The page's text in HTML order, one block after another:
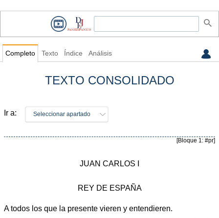
Completo Texto Índice Análisis
TEXTO CONSOLIDADO
Ir a: Seleccionar apartado
[Bloque 1: #pr]
JUAN CARLOS I
REY DE ESPAÑA
A todos los que la presente vieren y entendieren.